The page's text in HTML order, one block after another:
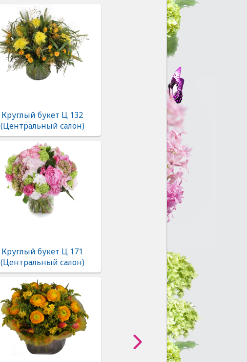
Круглый букет Ц 132
(Центральный салон)
Круглый букет Ц 171
(Центральный салон)